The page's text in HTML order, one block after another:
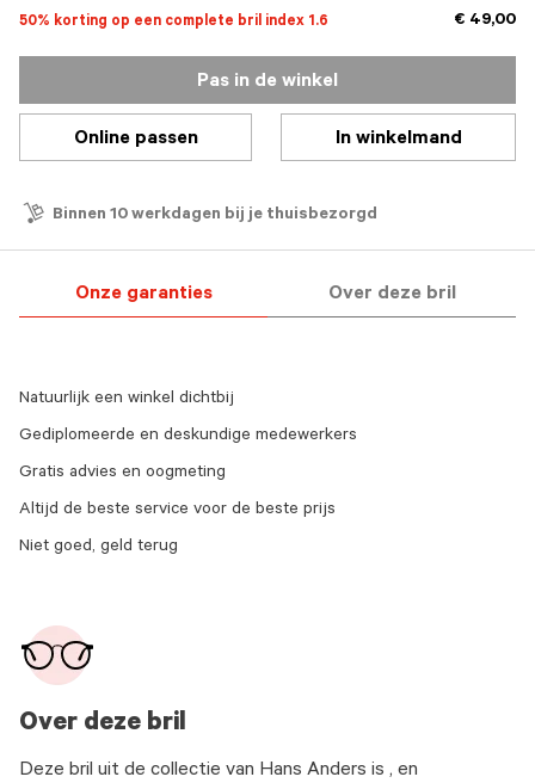
50% korting op een complete bril index 1.6 € 49,00
Pas in de winkel
Online passen In winkelmand
Binnen 10 werkdagen bij je thuisbezorgd
Onze garanties Over deze bril
Over deze bril
Deze bril uit de collectie van Hans Anders is , en
Natuurlijk een winkel dichtbij
Gediplomeerde en deskundige medewerkers
Gratis advies en oogmeting
Altijd de beste service voor de beste prijs
Niet goed, geld terug